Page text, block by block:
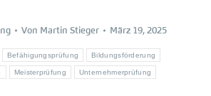
Von Martin Stieger März 19, 2025
Befähigungsprüfung Bildungsförderung
Meisterprüfung Unternehmerprüfung